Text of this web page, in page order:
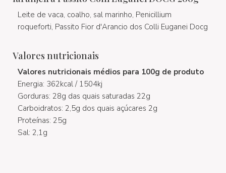
Leite de vaca, coalho, sal marinho, Penicillium
roqueforti, Passito Fior d'Arancio dos Colli Euganei Docg
Valores nutricionais
Valores nutricionais médios para 100g de produto
Energia: 362kcal / 1504kj
Gorduras: 28g das quais saturadas 22g
Carboidratos: 2,5g dos quais açúcares 2g
Proteínas: 25g
Sal: 2,1g